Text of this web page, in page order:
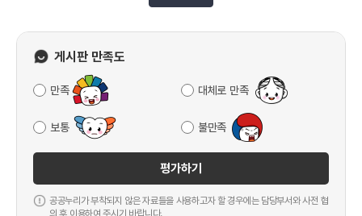
게시판 만족도
만족 대체로 만족
보통 불만족
평가하기
공공누리가 부착되지 않은 자료들을 사용하고자 할 경우에는 담당부서와 사전 협
의 후 이용하여 주시기 바랍니다.